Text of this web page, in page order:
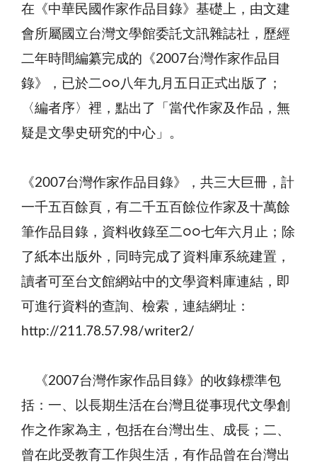
在《中華民國作家作品目錄》基礎上，由文建
會所屬國立台灣文學館委託文訊雜誌社，歷經
二年時間編纂完成的《2007台灣作家作品目
錄》，已於二○○八年九月五日正式出版了；
〈編者序〉裡，點出了「當代作家及作品，無
疑是文學史研究的中心」。
《2007台灣作家作品目錄》，共三大巨冊，計
一千五百餘頁，有二千五百餘位作家及十萬餘
筆作品目錄，資料收錄至二○○七年六月止；除
了紙本出版外，同時完成了資料庫系統建置，
讀者可至台文館網站中的文學資料庫連結，即
可進行資料的查詢、檢索，連結網址：
http://211.78.57.98/writer2/
《2007台灣作家作品目錄》的收錄標準包
括：一、以長期生活在台灣且從事現代文學創
作之作家為主，包括在台灣出生、成長；二、
曾在此受教育工作與生活，有作品曾在台灣出